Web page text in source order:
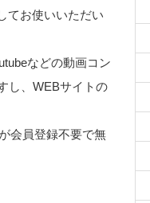
てお使いいただい
などの動画コン
し、WEBサイトの
会員登録不要で無